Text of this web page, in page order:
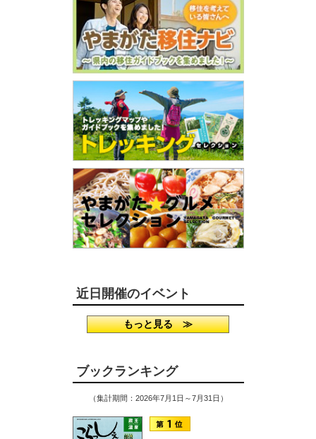
近日開催のイベント
もっと見る ≫
ブックランキング
（集計期間：2026年7月1日～7月31日）